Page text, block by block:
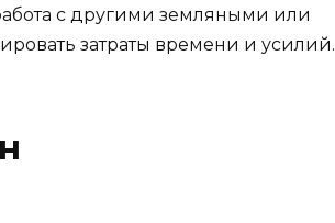
с другими земляными или
затраты времени и усилий.